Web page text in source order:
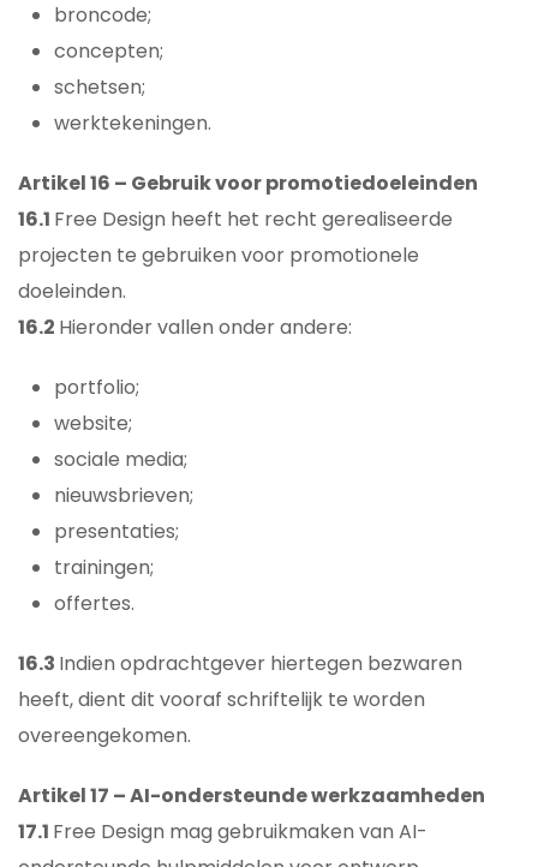
broncode;
concepten;
schetsen;
werktekeningen.
Artikel 16 – Gebruik voor promotiedoeleinden
16.1 Free Design heeft het recht gerealiseerde
projecten te gebruiken voor promotionele
doeleinden.
16.2 Hieronder vallen onder andere:
portfolio;
website;
sociale media;
nieuwsbrieven;
presentaties;
trainingen;
offertes.
16.3 Indien opdrachtgever hiertegen bezwaren
heeft, dient dit vooraf schriftelijk te worden
overeengekomen.
Artikel 17 – AI-ondersteunde werkzaamheden
17.1 Free Design mag gebruikmaken van AI-